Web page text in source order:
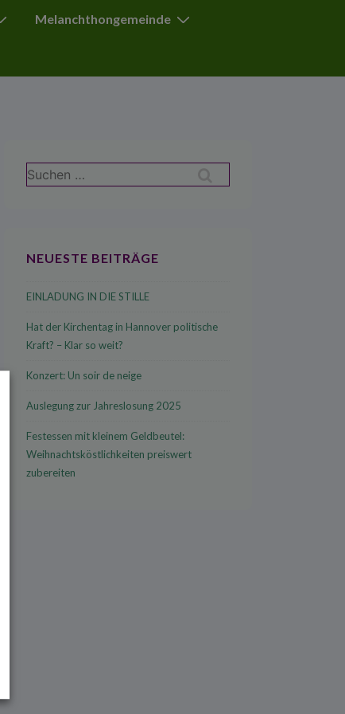
Melanchthongemeinde
Suchen
nach:
NEUESTE BEITRÄGE
EINLADUNG IN DIE STILLE
Hat der Kirchentag in Hannover politische
Kraft? – Klar so weit?
Konzert: Un soir de neige
Auslegung zur Jahreslosung 2025
Festessen mit kleinem Geldbeutel:
Weihnachtsköstlichkeiten preiswert
zubereiten